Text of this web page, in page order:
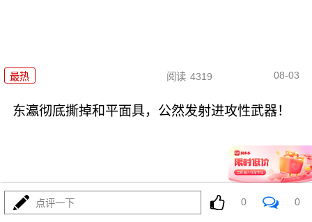
最热 阅读 4319 08-03
东瀛彻底撕掉和平面具，公然发射进攻性武器！
最热 11139 08-03
点评一下 0 0